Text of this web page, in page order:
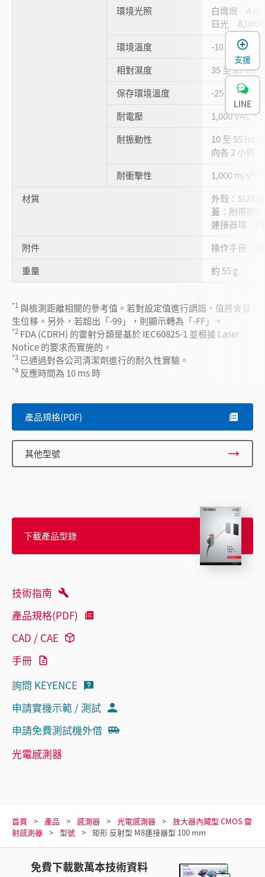
環境光照
白熾燈
日光 8,000
環境溫度
-10 至 +50
相對濕度
35 至 85 %
保存環境溫度
-25 至 +75
耐電壓
1,000 VAC
耐振動性
10 至 55 Hz
向各 2 小時
耐衝擊性
1,000 m/s
材質
外殼：
蓋：附帶防
連接器環：
附件
操作手冊、
重量
約 55 g
*1 與檢測距離相關的參考值。若對設定值進行調諧，值將會發
生位移。另外，若超出「-99」，則顯示轉為「-FF」。
*2 FDA (CDRH) 的雷射分類是基於 IEC60825-1 並根據 Laser
Notice 的要求而實施的。
*3 已通過對各公司清潔劑進行的耐久性實驗。
*4 反應時間為 10 ms 時
產品規格(PDF)
其他型號
下載產品型錄
技術指南
產品規格(PDF)
CAD / CAE
手冊
詢問 KEYENCE
申請實機示範 / 測試
申請免費測試機外借
光電感測器
首頁 產品 感測器 光電感測器
放大器內藏型 CMOS 雷
射感測器
型號 矩形 反射型 M8連接器型 100 mm
免費下載數萬本技術資料
支援
LINE